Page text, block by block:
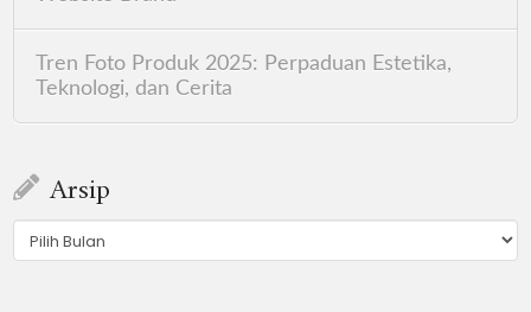
Tren Foto Produk 2025: Perpaduan Estetika,
Teknologi, dan Cerita
Arsip
Arsip